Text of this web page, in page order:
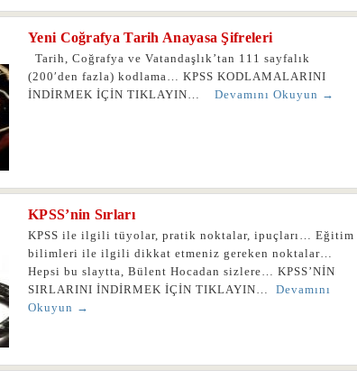
Yeni Coğrafya Tarih Anayasa Şifreleri
Tarih, Coğrafya ve Vatandaşlık’tan 111 sayfalık
(200′den fazla) kodlama… KPSS KODLAMALARINI
İNDİRMEK İÇİN TIKLAYIN… Devamını Okuyun →
KPSS’nin Sırları
KPSS ile ilgili tüyolar, pratik noktalar, ipuçları… Eğitim
bilimleri ile ilgili dikkat etmeniz gereken noktalar…
Hepsi bu slaytta, Bülent Hocadan sizlere… KPSS’NİN
SIRLARINI İNDİRMEK İÇİN TIKLAYIN… Devamını
Okuyun →